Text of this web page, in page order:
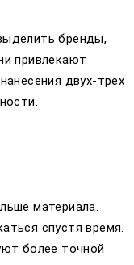
бренды,
привлекают
двух-трех
материала.
спустя время.
более точной